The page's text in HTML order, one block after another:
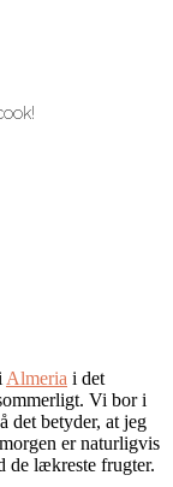
Almeria i det
Vi bor i
det betyder, at jeg
er naturligvis
de lækreste frugter.